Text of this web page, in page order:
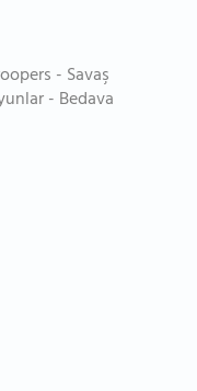
- Savaş
- Bedava